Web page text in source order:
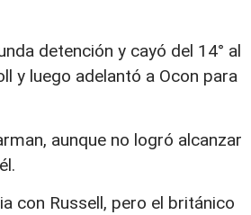
detención y cayó del 14° al
y luego adelantó a Ocon para
aunque no logró alcanzar
con Russell, pero el británico